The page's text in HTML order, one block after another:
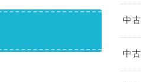
中
中